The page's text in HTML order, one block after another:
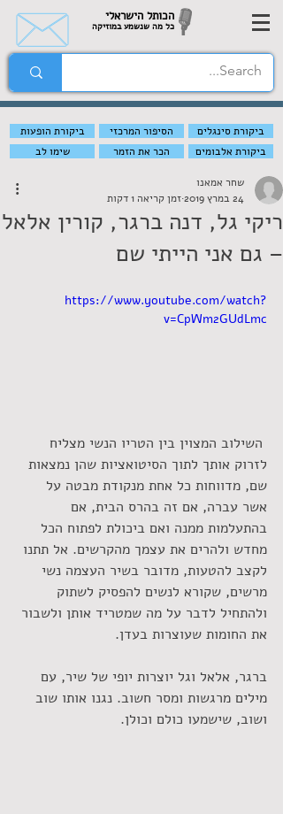
הכותל הישראלי
כל מה שנשמע במוזיקה
ביקורת הופעות הסיפור המרכזי
ביקורת סינגלים
שימו לב
הכר את הזמר ביקורת אלבומים
ריקי גל, דנה ברגר, קורין אלאל
– גם אני הייתי שם
שחר אמאנו
24 במרץ 2019
זמן קריאה 1 דקות
https://www.youtube.com/watch?
v=CpWm2GUdLmc
השילוב המצוין בין הטריו הנשי מצליח
לזרוק אותך לתוך הסיטואציות שהן נמצאות
שם, מדווחות כל אחת מנקודת מבטה על
אשר עברה, אם זה בהרס הבית, אם
בהתעלמות ממנה ואם ביכולת לפתוח הכל
מחדש ולהרים את עצמך מהקרשים. אל תתנו
לקצב להטעות, מדובר בשיר העצמה נשי
מרשים, שקורא לנשים להפסיק לשתוק
ולהתחיל לדבר על מה שמטריד אותן ולשבור
את החומות שעוצרות בעדן.
ברגר, אלאל וגל יוצרות יופי של שיר, עם
מילים מרגשות ומסר חשוב. נגנו אותו שוב
ושוב, שישמעו כולם וכולן.